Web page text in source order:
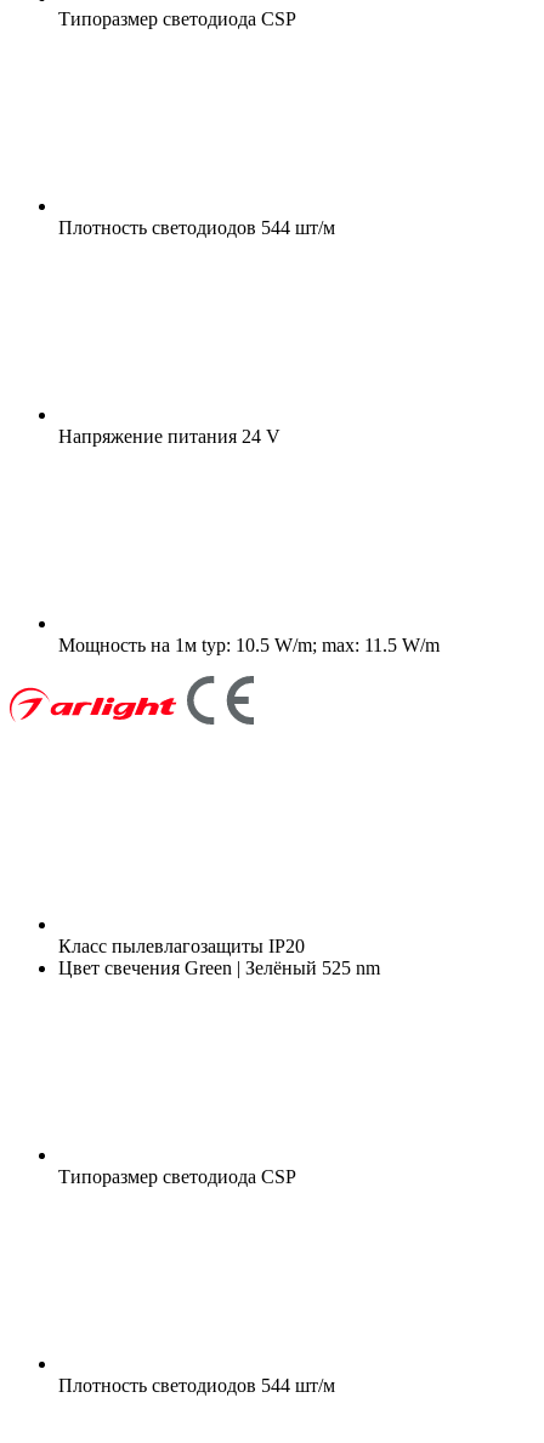
Типоразмер светодиода CSP
Плотность светодиодов 544 шт/м
Напряжение питания 24 V
Мощность на 1м typ: 10.5 W/m; max: 11.5 W/m
Класс пылевлагозащиты IP20
Цвет свечения Green | Зелёный 525 nm
Типоразмер светодиода CSP
Плотность светодиодов 544 шт/м